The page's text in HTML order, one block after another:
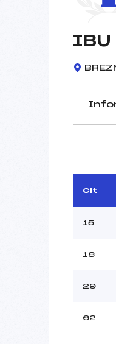
IBU
D.T
Dir.
Clt
15
18
29
62